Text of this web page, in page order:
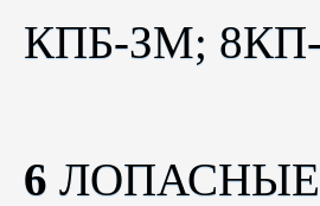
КПБ-ЗМ;
6 ЛОПАСНЫЕ